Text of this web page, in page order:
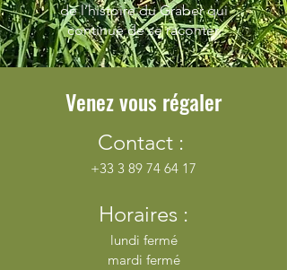
de l’histoire du Graber qui
continue de se raconter.
Venez vous régaler
Contact :
+33 3 89 74 64 17
Horaires :
lundi fermé
mardi fermé